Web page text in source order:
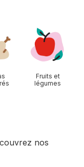
Fruits et
légumes
nos